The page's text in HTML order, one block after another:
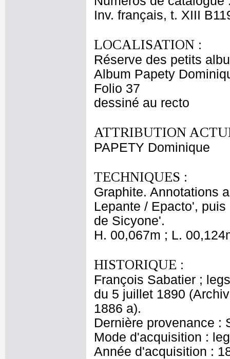
Inv. français, t. XIII
LOCALISATION :
Réserve des petits
Album Papety
Folio 37
dessiné au recto
ATTRIBUTION
PAPETY Dominique
TECHNIQUES :
Graphite. Annotations
Lepante / Epacto',
de Sicyone'.
H. 00,067m ; L.
HISTORIQUE :
François Sabatier ;
du 5 juillet 1890
1886 a).
Dernière provenance :
Mode d'acquisition :
Année d'acquisition :